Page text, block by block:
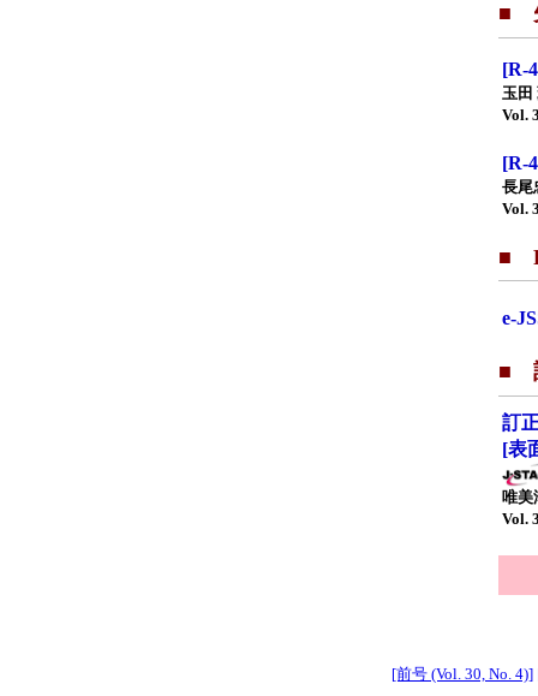
■
[R-
玉田
Vol.
[R-
長尾
Vol.
■
e-
■
訂
[表
唯美
Vol.
[前号 (Vol. 30, No. 4)]